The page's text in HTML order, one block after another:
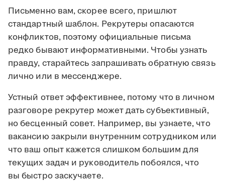
Письменно вам, скорее всего, пришлют
стандартный шаблон. Рекрутеры опасаются
конфликтов, поэтому официальные письма
редко бывают информативными. Чтобы узнать
правду, старайтесь запрашивать обратную связь
лично или в мессенджере.
Устный ответ эффективнее, потому что в личном
разговоре рекрутер может дать субъективный,
но бесценный совет. Например, вы узнаете, что
вакансию закрыли внутренним сотрудником или
что ваш опыт кажется слишком большим для
текущих задач и руководитель побоялся, что
вы быстро заскучаете.